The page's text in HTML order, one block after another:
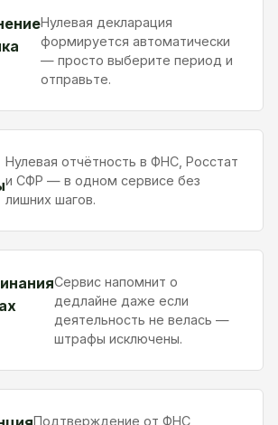
Нулевая декларация
формируется автоматически
— просто выберите период и
отправьте.
Нулевая отчётность в ФНС, Росстат
и СФР — в одном сервисе без
лишних шагов.
Сервис напомнит о
дедлайне даже если
деятельность не велась —
штрафы исключены.
Подтверждение от ФНС